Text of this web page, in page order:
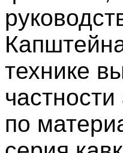
технике
по